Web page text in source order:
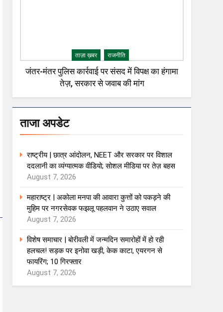
ताज़ा ख़बर राजनीति
जंतर-मंतर पुलिस कार्रवाई पर संसद में विपक्ष का हंगामा
तेज़, सरकार से जवाब की मांग
ताजा अपडेट
राष्ट्रीय | छात्र आंदोलन, NEET और सरकार पर विशाल
ददलानी का व्यंग्यात्मक वीडियो; सोशल मीडिया पर तेज़ बहस
August 7, 2026
महाराष्ट्र | अकोला मनपा की आवारा कुत्तों को पकड़ने की
मुहिम पर नगरसेवक फझलू पहलवान ने उठाए सवाल
August 7, 2026
विशेष समाचार | बोरीवली में जन्मदिन समारोहों में हो रही
हलचल! सड़क पर इनोवा खड़ी, केक काटा, एयरगन से
फायरिंग; 10 गिरफ्तार
August 7, 2026